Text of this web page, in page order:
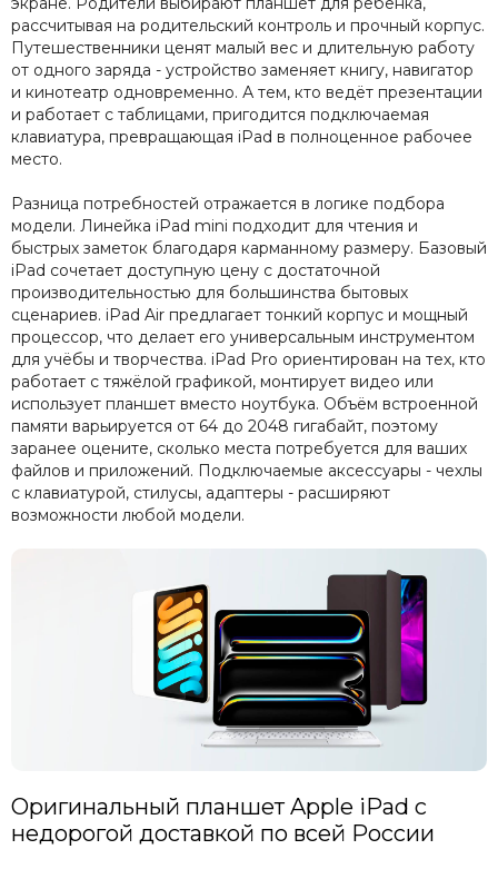
рассчитывая на родительский контроль и прочный корпус.
Путешественники ценят малый вес и длительную работу
от одного заряда - устройство заменяет книгу, навигатор
и кинотеатр одновременно. А тем, кто ведёт презентации
и работает с таблицами, пригодится подключаемая
клавиатура, превращающая iPad в полноценное рабочее
место.
Разница потребностей отражается в логике подбора
модели. Линейка iPad mini подходит для чтения и
быстрых заметок благодаря карманному размеру. Базовый
iPad сочетает доступную цену с достаточной
производительностью для большинства бытовых
сценариев. iPad Air предлагает тонкий корпус и мощный
процессор, что делает его универсальным инструментом
для учёбы и творчества. iPad Pro ориентирован на тех, кто
работает с тяжёлой графикой, монтирует видео или
использует планшет вместо ноутбука. Объём встроенной
памяти варьируется от 64 до 2048 гигабайт, поэтому
заранее оцените, сколько места потребуется для ваших
файлов и приложений. Подключаемые аксессуары - чехлы
с клавиатурой, стилусы, адаптеры - расширяют
возможности любой модели.
Оригинальный планшет Apple iPad с
недорогой доставкой по всей России